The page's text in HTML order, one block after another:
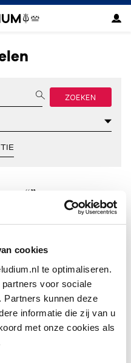
cookies
te optimaliseren.
voor sociale
Partners kunnen deze
informatie die zij van u
met onze cookies als
ZOEKEN
“”.